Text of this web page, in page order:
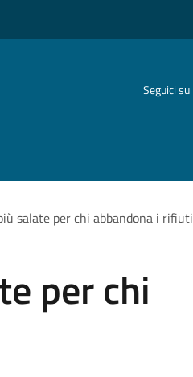
Seguici su
salate per chi abbandona i rifiuti
per chi